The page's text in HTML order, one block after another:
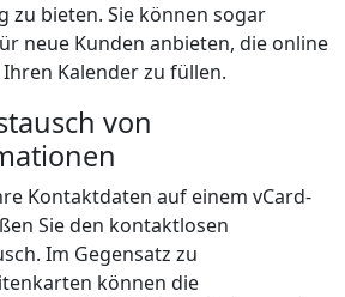
zu bieten. Sie können sogar
neue Kunden anbieten, die online
Kalender zu füllen.
von
Kontaktdaten auf einem vCard-
Sie den kontaktlosen
Im Gegensatz zu
können die